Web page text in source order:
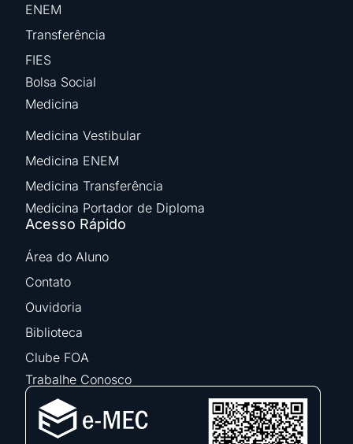
ENEM
Transferência
FIES
Bolsa Social
Medicina
Medicina Vestibular
Medicina ENEM
Medicina Transferência
Medicina Portador de Diploma
Acesso Rápido
Área do Aluno
Contato
Ouvidoria
Biblioteca
Clube FOA
Trabalhe Conosco